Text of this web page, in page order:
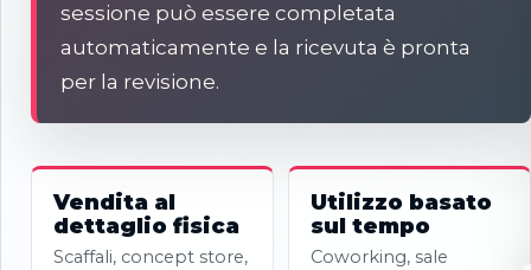
sessione può essere completata
automaticamente e la ricevuta è pronta
per la revisione.
Vendita al
dettaglio fisica
Scaffali, concept store,
Utilizzo basato
sul tempo
Coworking, sale